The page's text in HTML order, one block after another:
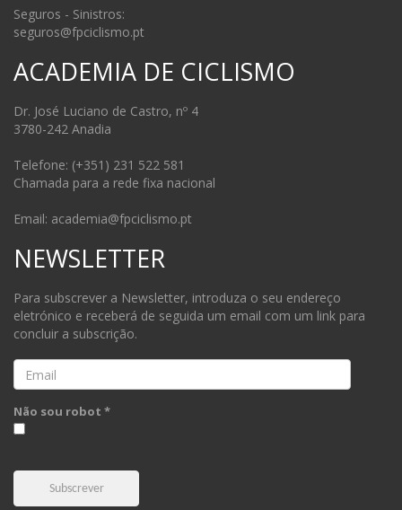
Seguros - Sinistros:
seguros@fpciclismo.pt
ACADEMIA DE CICLISMO
Dr. José Luciano de Castro, nº 4
3780-242 Anadia
Telefone: (+351) 231 522 581
Chamada para a rede fixa nacional
Email: academia@fpciclismo.pt
NEWSLETTER
Para subscrever a Newsletter, introduza o seu endereço
eletrónico e receberá de seguida um email com um link para
concluir a subscrição.
Email
Não sou robot *
Subscrever